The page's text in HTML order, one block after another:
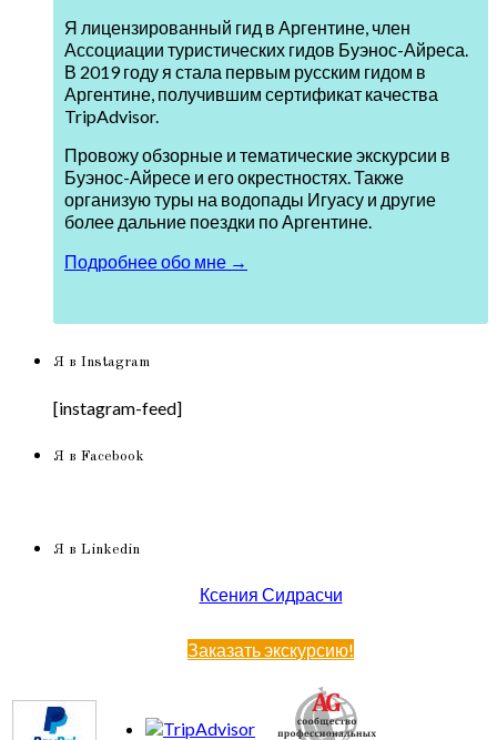
Я лицензированный гид в Аргентине, член
Ассоциации туристических гидов Буэнос-Айреса.
В 2019 году я стала первым русским гидом в
Аргентине, получившим сертификат качества
TripAdvisor.
Провожу обзорные и тематические экскурсии в
Буэнос-Айресе и его окрестностях. Также
организую туры на водопады Игуасу и другие
более дальние поездки по Аргентине.
Подробнее обо мне →
Я в Instagram
[instagram-feed]
Я в Facebook
Я в Linkedin
Ксения Сидрасчи
Заказать экскурсию!